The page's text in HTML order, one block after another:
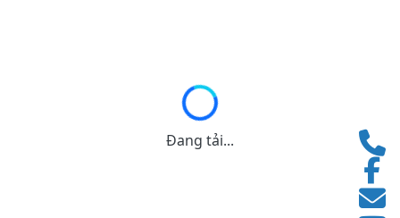
Đang tải...